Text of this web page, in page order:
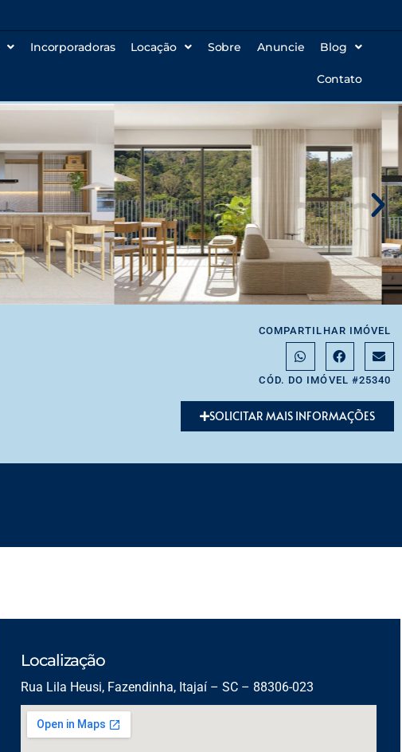
Incorporadoras Locação Sobre Anuncie Blog
Contato
COMPARTILHAR IMÓVEL
CÓD. DO IMÓVEL #25340
SOLICITAR MAIS INFORMAÇÕES
Localização
Rua Lila Heusi, Fazendinha, Itajaí – SC – 88306-023